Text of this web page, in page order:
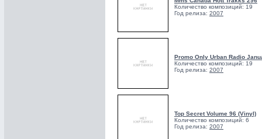
Количество композиций: 19
Год релиза: 2007
Promo Only Urban Radio
Количество композиций: 19
Год релиза: 2007
Top Secret Volume 96 (Vinyl)
Количество композиций: 6
Год релиза: 2007